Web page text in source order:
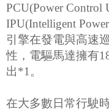
PCU(Power
IPU(Intelligent
引擎在發電與高速
性，電驅馬達擁有
出*1。
在大多數日常行駛